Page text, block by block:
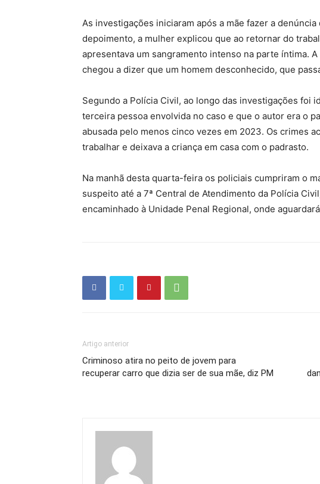
As investigações iniciaram após a mãe fazer a
depoimento, a mulher explicou que ao retornar do
apresentava um sangramento intenso na parte íntima.
chegou a dizer que um homem desconhecido, que
Segundo a Polícia Civil, ao longo das investigações foi
terceira pessoa envolvida no caso e que o autor era o
abusada pelo menos cinco vezes em 2023. Os crimes
trabalhar e deixava a criança em casa com o padrasto.
Na manhã desta quarta-feira os policiais cumpriram o
suspeito até a 7ª Central de Atendimento da Polícia
encaminhado à Unidade Penal Regional, onde
Artigo anterior
Criminoso atira no peito de jovem para
recuperar carro que dizia ser de sua mãe, diz PM